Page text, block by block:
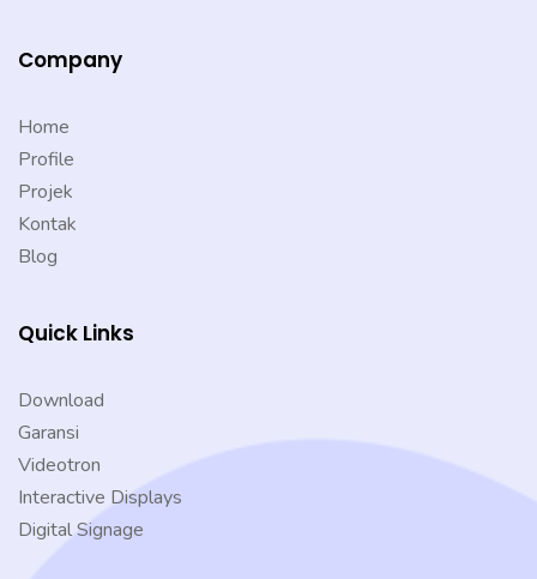
Company
Home
Profile
Projek
Kontak
Blog
Quick Links
Download
Garansi
Videotron
Interactive Displays
Digital Signage